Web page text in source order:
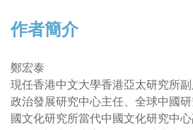
作者簡介
鄭宏泰
現任香港中文大學香港亞太研究所
政治發展研究中心主任、全球中國
國文化研究所當代中國文化研究中